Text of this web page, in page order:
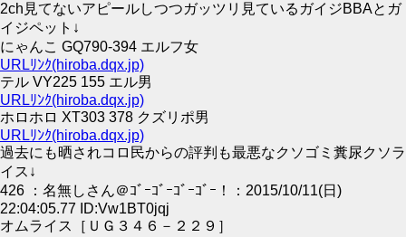
2ch見てないアピールしつつガッツリ見ているガイジBBAとガ
イジペット↓
にゃんこ GQ790-394 エルフ女
URLﾘﾝｸ(hiroba.dqx.jp)
テル VY225 155 エル男
URLﾘﾝｸ(hiroba.dqx.jp)
ホロホロ XT303 378 クズリポ男
URLﾘﾝｸ(hiroba.dqx.jp)
過去にも晒されコロ民からの評判も最悪なクソゴミ糞尿クソラ
イス↓
426 ：名無しさん＠ｺﾞｰｺﾞｰｺﾞｰｺﾞｰ！：2015/10/11(日)
22:04:05.77 ID:Vw1BT0jqj
オムライス［ＵＧ３４６－２２９］